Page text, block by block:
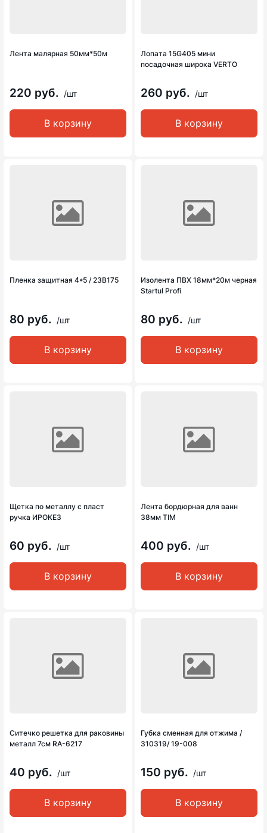
Лента малярная 50мм*50м
220 руб. /шт
В корзину
Лопата 15G405 мини
посадочная широка VERTO
260 руб. /шт
В корзину
Пленка защитная 4*5 / 23В175
80 руб. /шт
В корзину
Изолента ПВХ 18мм*20м черная
Startul Profi
80 руб. /шт
В корзину
Щетка по металлу с пласт
ручка ИРОКЕЗ
60 руб. /шт
В корзину
Лента бордюрная для ванн
38мм TIM
400 руб. /шт
В корзину
Ситечко решетка для раковины
металл 7см RA-6217
40 руб. /шт
В корзину
Губка сменная для отжима /
310319/ 19-008
150 руб. /шт
В корзину